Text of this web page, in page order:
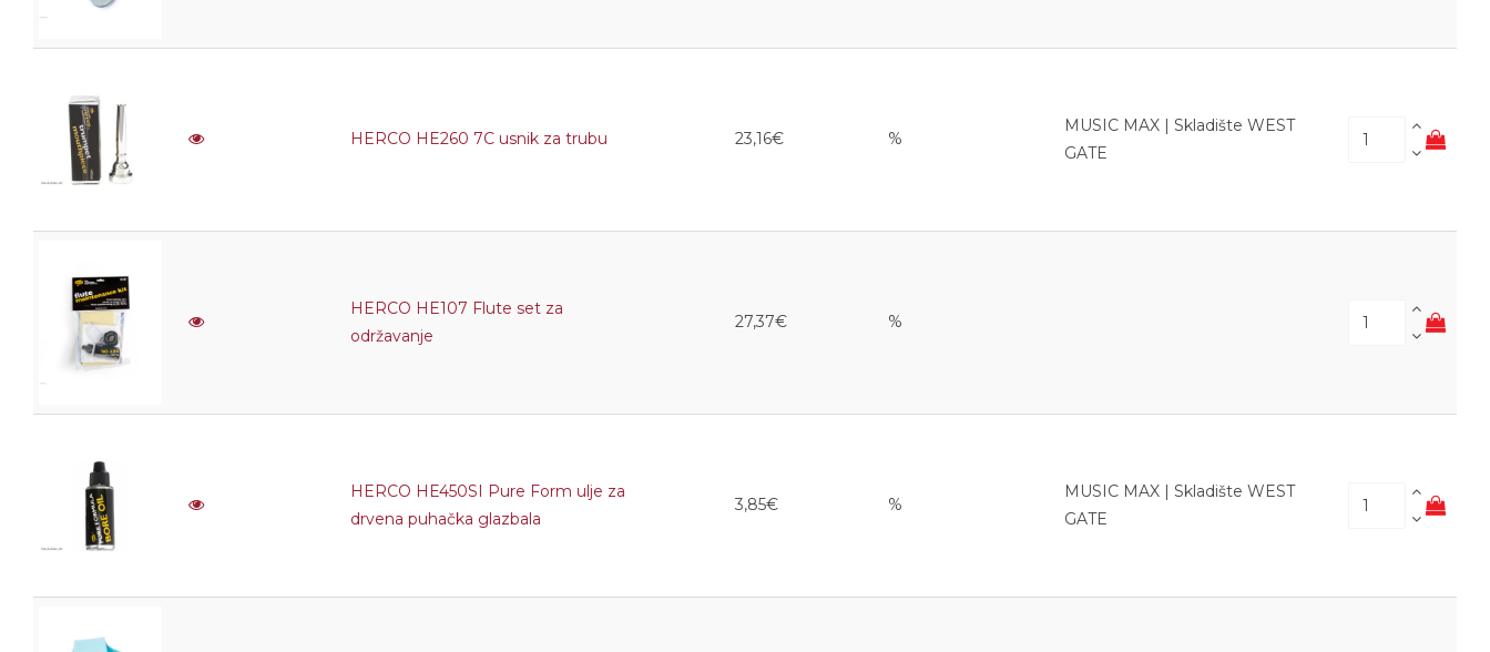
HERCO HE260 7C usnik za trubu 23,16€ %
MUSIC MAX | Skladište WEST
GATE
HERCO HE107 Flute set za
održavanje
27,37€ %
HERCO HE450SI Pure Form ulje za
drvena puhačka glazbala
3,85€ %
MUSIC MAX | Skladište WEST
GATE